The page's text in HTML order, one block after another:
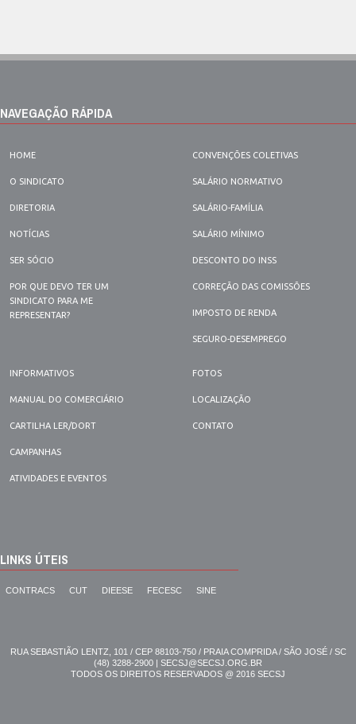
NAVEGAÇÃO RÁPIDA
HOME
O SINDICATO
DIRETORIA
NOTÍCIAS
SER SÓCIO
POR QUE DEVO TER UM
SINDICATO PARA ME
REPRESENTAR?
CONVENÇÕES COLETIVAS
SALÁRIO NORMATIVO
SALÁRIO-FAMÍLIA
SALÁRIO MÍNIMO
DESCONTO DO INSS
CORREÇÃO DAS COMISSÕES
IMPOSTO DE RENDA
SEGURO-DESEMPREGO
INFORMATIVOS
MANUAL DO COMERCIÁRIO
CARTILHA LER/DORT
CAMPANHAS
ATIVIDADES E EVENTOS
FOTOS
LOCALIZAÇÃO
CONTATO
LINKS ÚTEIS
CONTRACS CUT DIEESE FECESC SINE
RUA SEBASTIÃO LENTZ, 101 / CEP 88103-750 / PRAIA COMPRIDA / SÃO JOSÉ / SC
(48) 3288-2900 | SECSJ@SECSJ.ORG.BR
TODOS OS DIREITOS RESERVADOS @ 2016 SECSJ